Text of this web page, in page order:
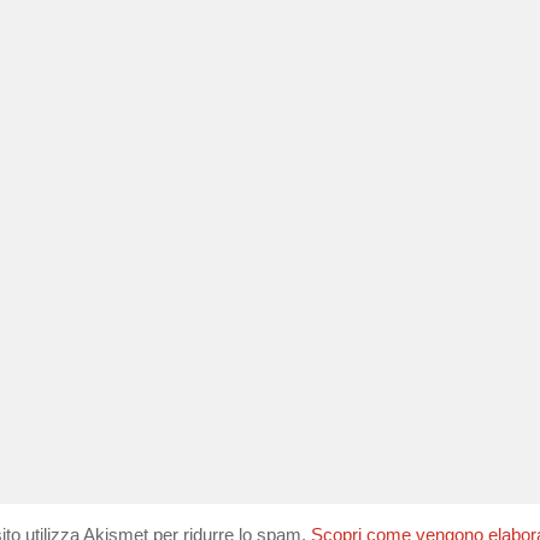
utilizza Akismet per ridurre lo spam. Scopri come vengono